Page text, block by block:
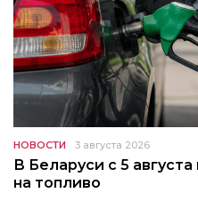
НОВОСТИ 3 августа 2026
В Беларуси с 5
на топливо